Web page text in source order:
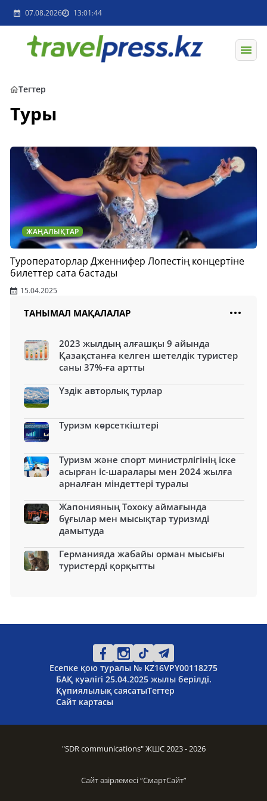
07.08.2026 13:01:44
Тегтер
Туры
ЖАҢАЛЫҚТАР
Туроператорлар Дженнифер Лопестің концертіне
билеттер сата бастады
15.04.2025
ТАНЫМАЛ МАҚАЛАЛАР
2023 жылдың алғашқы 9 айында
Қазақстанға келген шетелдік туристер
саны 37%-ға артты
Үздік авторлық турлар
Туризм көрсеткіштері
Туризм және спорт министрлігінің іске
асырған іс-шаралары мен 2024 жылға
арналған міндеттері туралы
Жапонияның Тохоку аймағында
бұғылар мен мысықтар туризмді
дамытуда
Германияда жабайы орман мысығы
туристерді қорқытты
Есепке қою туралы № KZ16VPY00118275
БАҚ куәлігі 25.04.2025 жылы берілді.
Құпиялылық саясатыТегтер
Сайт картасы
"SDR communications" ЖШС 2023 - 2026
Сайт әзірлемесі “СмартСайт”